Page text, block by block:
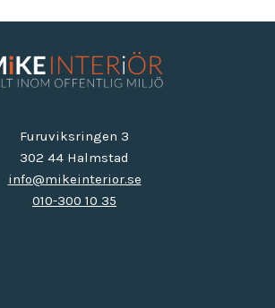
Furuviksringen 3
302 44 Halmstad
info@mikeinterior.se
010-300 10 35